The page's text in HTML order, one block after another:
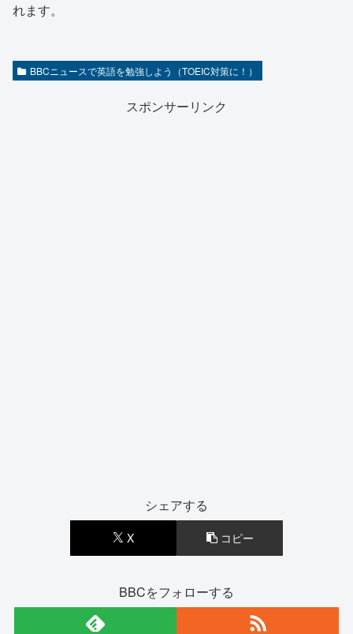
れます。
BBCニュースで英語を勉強しよう（TOEIC対策に！）
スポンサーリンク
シェアする
X コピー
BBCをフォローする